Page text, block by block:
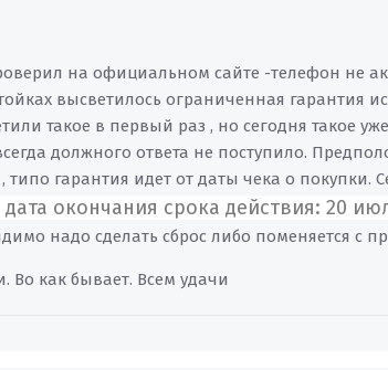
на официальном сайте -телефон не
высветилось ограниченная гарантия
такое в первый раз , но сегодня такое
должного ответа не поступило.
гарантия идет от даты чека о покупки.
окончания срока действия: 20
надо сделать сброс либо поменяется с
Во как бывает. Всем удачи